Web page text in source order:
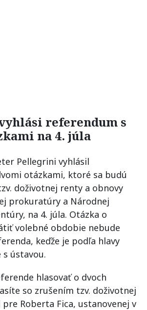
referendum s
na 4. júla
Pellegrini vyhlásil
otázkami, ktoré sa budú
doživotnej renty a obnovy
prokuratúry a Národnej
na 4. júla. Otázka o
volebné obdobie nebude
keďže je podľa hlavy
ústavou.
hlasovať o dvoch
so zrušením tzv. doživotnej
Roberta Fica, ustanovenej v